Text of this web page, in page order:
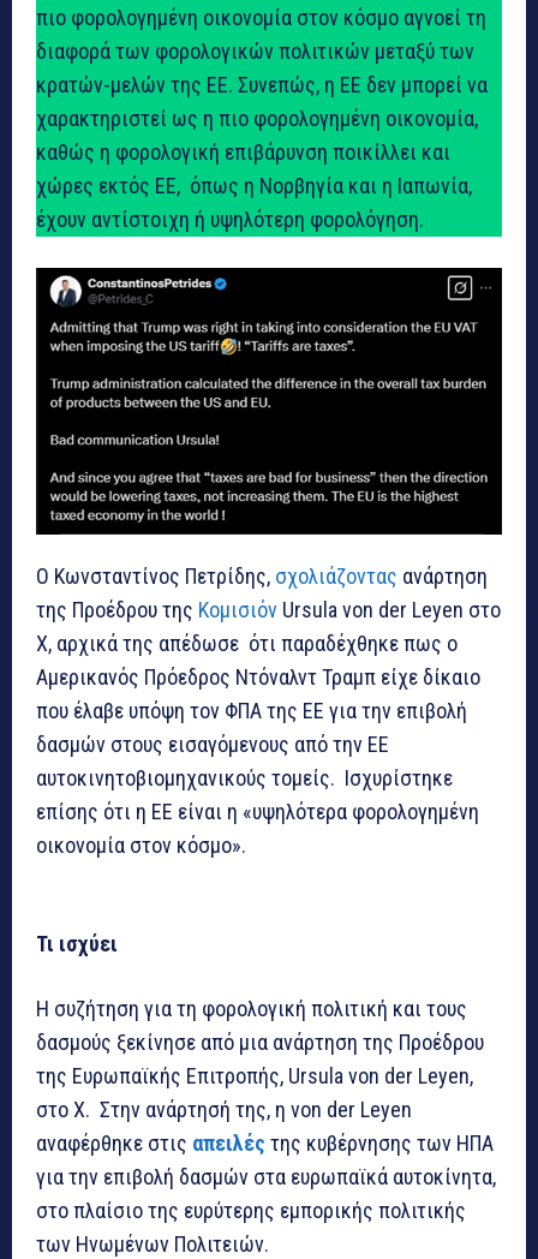
πιο φορολογημένη οικονομία στον κόσμο αγνοεί τη
διαφορά των φορολογικών πολιτικών μεταξύ των
κρατών-μελών της ΕΕ. Συνεπώς, η ΕΕ δεν μπορεί να
χαρακτηριστεί ως η πιο φορολογημένη οικονομία,
καθώς η φορολογική επιβάρυνση ποικίλλει και
χώρες εκτός ΕΕ, όπως η Νορβηγία και η Ιαπωνία,
έχουν αντίστοιχη ή υψηλότερη φορολόγηση.
Ο Κωνσταντίνος Πετρίδης, σχολιάζοντας ανάρτηση
της Προέδρου της Κομισιόν Ursula von der Leyen στο
Χ, αρχικά της απέδωσε ότι παραδέχθηκε πως ο
Αμερικανός Πρόεδρος Ντόναλντ Τραμπ είχε δίκαιο
που έλαβε υπόψη τον ΦΠΑ της ΕΕ για την επιβολή
δασμών στους εισαγόμενους από την ΕΕ
αυτοκινητοβιομηχανικούς τομείς. Ισχυρίστηκε
επίσης ότι η ΕΕ είναι η «υψηλότερα φορολογημένη
οικονομία στον κόσμο».
Τι ισχύει
Η συζήτηση για τη φορολογική πολιτική και τους
δασμούς ξεκίνησε από μια ανάρτηση της Προέδρου
της Ευρωπαϊκής Επιτροπής, Ursula von der Leyen,
στο Χ. Στην ανάρτησή της, η von der Leyen
αναφέρθηκε στις απειλές της κυβέρνησης των ΗΠΑ
για την επιβολή δασμών στα ευρωπαϊκά αυτοκίνητα,
στο πλαίσιο της ευρύτερης εμπορικής πολιτικής
των Ηνωμένων Πολιτειών.